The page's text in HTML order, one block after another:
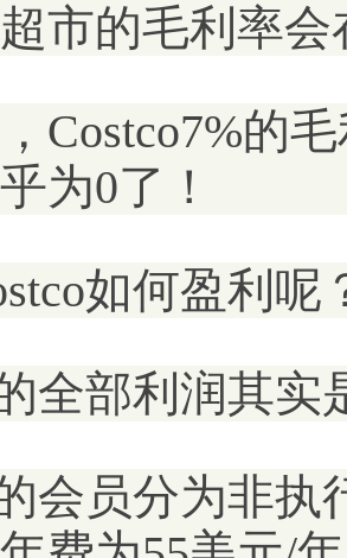
市的毛利率会
Costco7%的
为0了！
如何盈利呢
全部利润其
会员分为非